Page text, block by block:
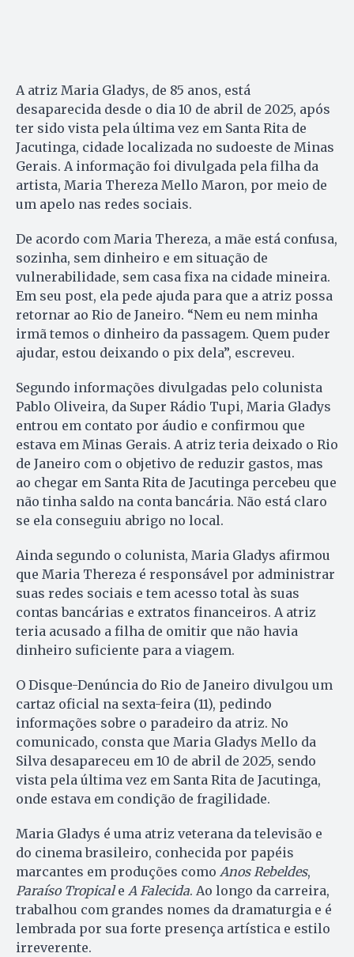
A atriz Maria Gladys, de 85 anos, está
desaparecida desde o dia 10 de abril de 2025, após
ter sido vista pela última vez em Santa Rita de
Jacutinga, cidade localizada no sudoeste de Minas
Gerais. A informação foi divulgada pela filha da
artista, Maria Thereza Mello Maron, por meio de
um apelo nas redes sociais.
De acordo com Maria Thereza, a mãe está confusa,
sozinha, sem dinheiro e em situação de
vulnerabilidade, sem casa fixa na cidade mineira.
Em seu post, ela pede ajuda para que a atriz possa
retornar ao Rio de Janeiro. “Nem eu nem minha
irmã temos o dinheiro da passagem. Quem puder
ajudar, estou deixando o pix dela”, escreveu.
Segundo informações divulgadas pelo colunista
Pablo Oliveira, da Super Rádio Tupi, Maria Gladys
entrou em contato por áudio e confirmou que
estava em Minas Gerais. A atriz teria deixado o Rio
de Janeiro com o objetivo de reduzir gastos, mas
ao chegar em Santa Rita de Jacutinga percebeu que
não tinha saldo na conta bancária. Não está claro
se ela conseguiu abrigo no local.
Ainda segundo o colunista, Maria Gladys afirmou
que Maria Thereza é responsável por administrar
suas redes sociais e tem acesso total às suas
contas bancárias e extratos financeiros. A atriz
teria acusado a filha de omitir que não havia
dinheiro suficiente para a viagem.
O Disque-Denúncia do Rio de Janeiro divulgou um
cartaz oficial na sexta-feira (11), pedindo
informações sobre o paradeiro da atriz. No
comunicado, consta que Maria Gladys Mello da
Silva desapareceu em 10 de abril de 2025, sendo
vista pela última vez em Santa Rita de Jacutinga,
onde estava em condição de fragilidade.
Maria Gladys é uma atriz veterana da televisão e
do cinema brasileiro, conhecida por papéis
marcantes em produções como Anos Rebeldes,
Paraíso Tropicale A Falecida. Ao longo da carreira,
trabalhou com grandes nomes da dramaturgia e é
lembrada por sua forte presença artística e estilo
irreverente.